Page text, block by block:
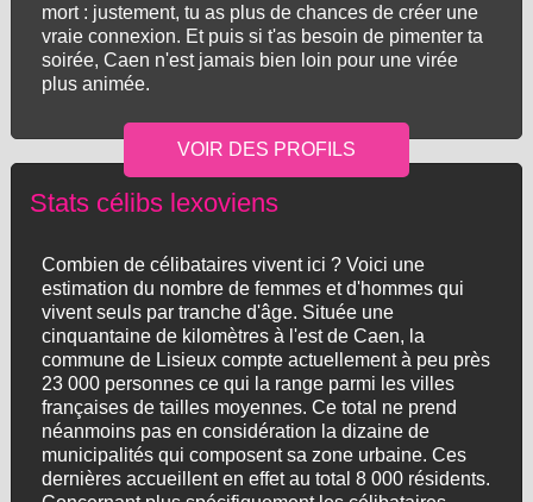
mort : justement, tu as plus de chances de créer une
vraie connexion. Et puis si t'as besoin de pimenter ta
soirée, Caen n'est jamais bien loin pour une virée
plus animée.
Stats célibs lexoviens
Combien de célibataires vivent ici ? Voici une
estimation du nombre de femmes et d'hommes qui
vivent seuls par tranche d'âge. Située une
cinquantaine de kilomètres à l'est de Caen, la
commune de Lisieux compte actuellement à peu près
23 000 personnes ce qui la range parmi les villes
françaises de tailles moyennes. Ce total ne prend
néanmoins pas en considération la dizaine de
municipalités qui composent sa zone urbaine. Ces
dernières accueillent en effet au total 8 000 résidents.